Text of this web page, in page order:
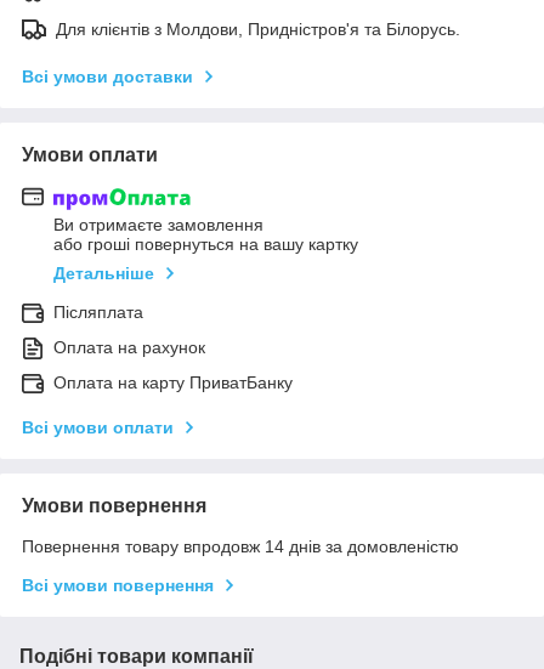
Для клієнтів з Молдови, Придністров'я та Білорусь.
Всі умови доставки
Умови оплати
Ви отримаєте замовлення
або гроші повернуться на вашу картку
Детальніше
Післяплата
Оплата на рахунок
Оплата на карту ПриватБанку
Всі умови оплати
Умови повернення
Повернення товару впродовж 14 днів за домовленістю
Всі умови повернення
Подібні товари компанії